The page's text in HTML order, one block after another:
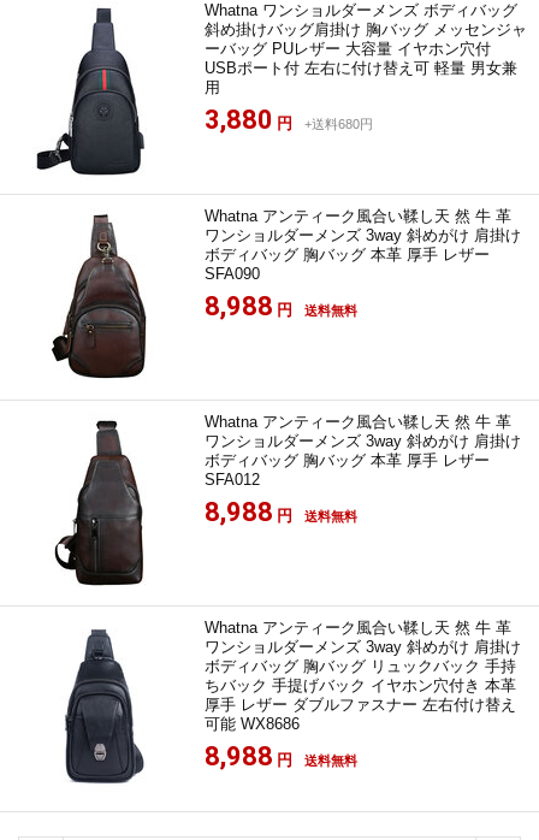
Whatna ワンショルダーメンズ ボディバッグ
斜め掛けバッグ肩掛け 胸バッグ メッセンジャ
ーバッグ PUレザー 大容量 イヤホン穴付
USBポート付 左右に付け替え可 軽量 男女兼
用
3,880 円 +送料680円
Whatna アンティーク風合い鞣し天 然 牛 革
ワンショルダーメンズ 3way 斜めがけ 肩掛け
ボディバッグ 胸バッグ 本革 厚手 レザー
SFA090
8,988 円 送料無料
Whatna アンティーク風合い鞣し天 然 牛 革
ワンショルダーメンズ 3way 斜めがけ 肩掛け
ボディバッグ 胸バッグ 本革 厚手 レザー
SFA012
8,988 円 送料無料
Whatna アンティーク風合い鞣し天 然 牛 革
ワンショルダーメンズ 3way 斜めがけ 肩掛け
ボディバッグ 胸バッグ リュックバック 手持
ちバック 手提げバック イヤホン穴付き 本革
厚手 レザー ダブルファスナー 左右付け替え
可能 WX8686
8,988 円 送料無料